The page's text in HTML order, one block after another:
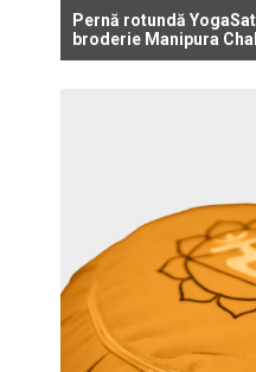
Pernă rotundă
broderie Manipura